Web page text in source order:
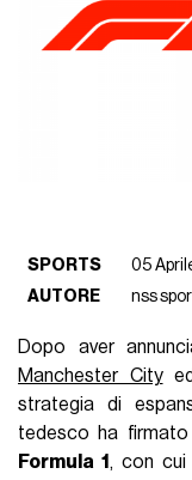
SPORTS
05
AUTORE
nss
Dopo aver
Manchester City
strategia di
tedesco ha
Formula 1, con cui